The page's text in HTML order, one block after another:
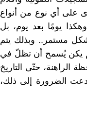
على أي نوع من أنواع
وهكذا يومًا بعد يوم، بل
مستمر.. وبذلك يتم
يكن يُسمح أن تظلّ في
الراهنة، حتّى التاريخ
الضرورة إلى ذلك،